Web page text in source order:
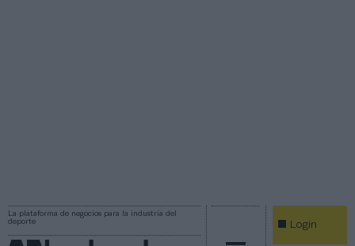
La plataforma de negocios para la industria del
deporte
Login